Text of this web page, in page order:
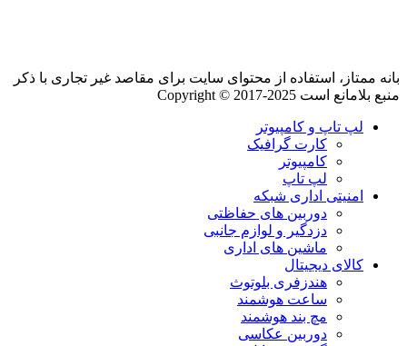
بانه ممتاز، استفاده از محتوای سایت برای مقاصد غیر تجاری با ذکر
منبع بلامانع است Copyright © 2017-2025
لپ تاپ و کامپیوتر
کارت گرافیک
کامپیوتر
لپ تاپ
امنیتی اداری شبکه
دوربین های حفاظتی
دزدگیر و لوازم جانبی
ماشین های اداری
کالای دیجیتال
هندزفری بلوتوث
ساعت هوشمند
مچ بند هوشمند
دوربین عکاسی